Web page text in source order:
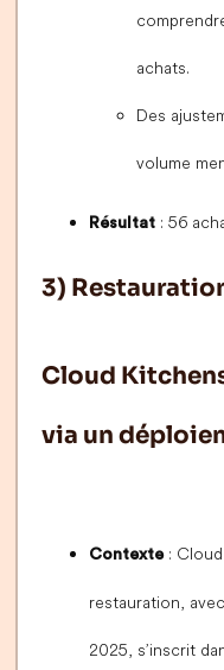
achats.
Des
volume
Résultat : 56
3)
Cloud
via un
Contexte: Cloud
restauration,
2025, s’inscrit